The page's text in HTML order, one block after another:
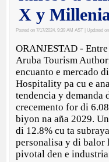
X y
Posted on 7/17/2024, 9:39 AM AST | Updated
ORANJESTAD -
Aruba Tourism
encuanto e mercado
Hospitality pa cu e
tendencia y demanda
crecemento for di
biyon na aña 2029.
di 12.8% cu ta
personalisa y di balor
pivotal den e